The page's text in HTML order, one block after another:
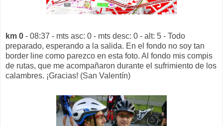
km 0 - 08:37 - mts asc: 0 - mts desc: 0 - alt: 5 - Todo
preparado, esperando a la salida. En el fondo no soy tan
border line como parezco en esta foto. Al fondo mis compis
de rutas, que me acompañaron durante el sufrimiento de los
calambres. ¡Gracias! (San Valentín)